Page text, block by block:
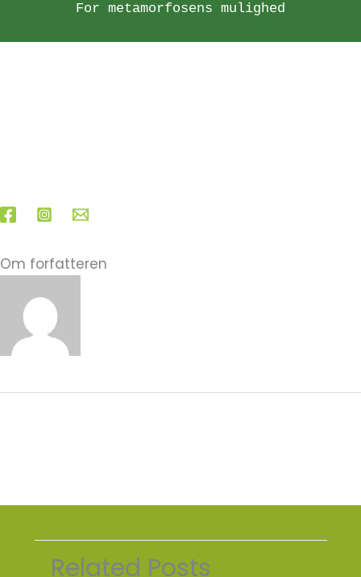
For metamorfosens mulighed
Om forfatteren
Related Posts